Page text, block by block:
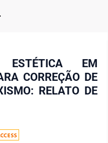
ESTÉTICA EM
CORREÇÃO DE
RELATO DE